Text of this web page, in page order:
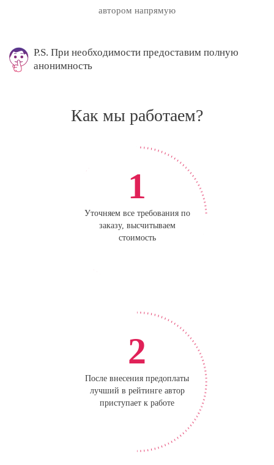
автором напрямую
P.S. При необходимости предоставим полную
анонимность
Как мы работаем?
1
Уточняем все требования по
заказу, высчитываем
стоимость
2
После внесения предоплаты
лучший в рейтинге автор
приступает к работе